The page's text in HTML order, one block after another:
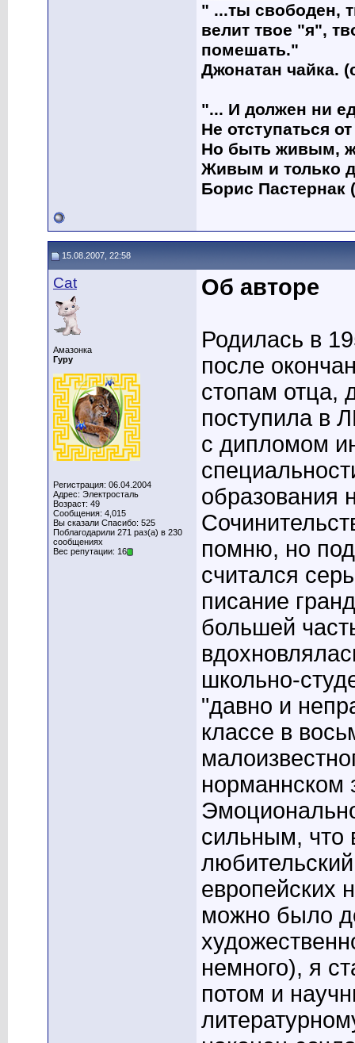
" ...ты свободен,
велит твое "я",
помешать."
Джонатан чайка.
"... И должен ни
Не отступаться
Но быть живым,
Живым и только
Борис Пастернак
15.08.2007, 22:58
Cat
Амазонка
Гуру
Регистрация: 06.04.2004
Адрес: Электросталь
Возраст: 49
Сообщения: 4,015
Вы сказали Спасибо: 525
Поблагодарили 271 раз(а) в 230
сообщениях
Вес репутации: 16
Об авторе
Родилась в
после
стопам отца,
поступила в
с дипломом
образования
помню, но
считался
писание
большей
школьно-
"давно и
классе в
норманнском
сильным, что
европейских
можно было
немного), я
потом и